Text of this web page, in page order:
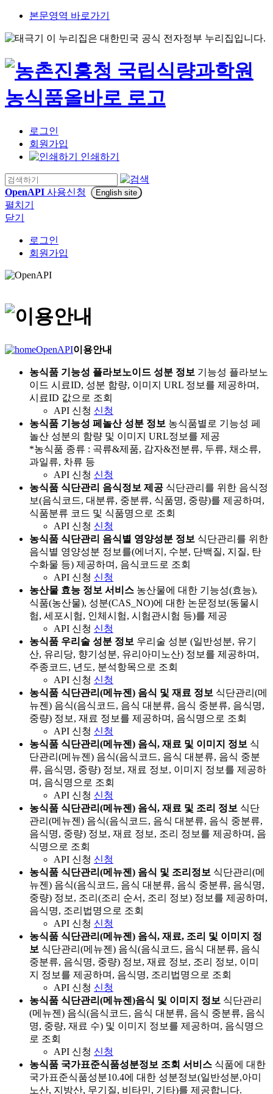
본문영역 바로가기
이 누리집은 대한민국 공식 전자정부 누리집입니다.
로그인
회원가입
인쇄하기
OpenAPI 사용신청 English site
펼치기
닫기
로그인
회원가입
OpenAPI이용안내
농식품 기능성 플라보노이드 성분 정보 기능성 플라보노
이드 시료ID, 성분 함량, 이미지 URL 정보를 제공하며,
시료ID 값으로 조회
API 신청 신청
농식품 기능성 페놀산 성분 정보 농식품별로 기능성 페
놀산 성분의 함량 및 이미지 URL정보를 제공
*농식품 종류 : 곡류&제품, 감자&전분류, 두류, 채소류,
과일류, 차류 등
API 신청 신청
농식품 식단관리 음식정보 제공 식단관리를 위한 음식정
보(음식코드, 대분류, 중분류, 식품명, 중량)를 제공하며,
식품분류 코드 및 식품명으로 조회
API 신청 신청
농식품 식단관리 음식별 영양성분 정보 식단관리를 위한
음식별 영양성분 정보를(에너지, 수분, 단백질, 지질, 탄
수화물 등) 제공하며, 음식코드로 조회
API 신청 신청
농산물 효능 정보 서비스 농산물에 대한 기능성(효능),
식품(농산물), 성분(CAS_NO)에 대한 논문정보(동물시
험, 세포시험, 인체시험, 시험관시험 등)를 제공
API 신청 신청
농식품 우리술 성분 정보 우리술 성분 (일반성분, 유기
산, 유리당, 향기성분, 유리아미노산) 정보를 제공하며,
주종코드, 년도, 분석항목으로 조회
API 신청 신청
농식품 식단관리(메뉴젠) 음식 및 재료 정보 식단관리(메
뉴젠) 음식(음식코드, 음식 대분류, 음식 중분류, 음식명,
중량) 정보, 재료 정보를 제공하며, 음식명으로 조회
API 신청 신청
농식품 식단관리(메뉴젠) 음식, 재료 및 이미지 정보 식
단관리(메뉴젠) 음식(음식코드, 음식 대분류, 음식 중분
류, 음식명, 중량) 정보, 재료 정보, 이미지 정보를 제공하
며, 음식명으로 조회
API 신청 신청
농식품 식단관리(메뉴젠) 음식, 재료 및 조리 정보 식단
관리(메뉴젠) 음식(음식코드, 음식 대분류, 음식 중분류,
음식명, 중량) 정보, 재료 정보, 조리 정보를 제공하며, 음
식명으로 조회
API 신청 신청
농식품 식단관리(메뉴젠) 음식 및 조리정보 식단관리(메
뉴젠) 음식(음식코드, 음식 대분류, 음식 중분류, 음식명,
중량) 정보, 조리(조리 순서, 조리 정보) 정보를 제공하며,
음식명, 조리법명으로 조회
API 신청 신청
농식품 식단관리(메뉴젠) 음식, 재료, 조리 및 이미지 정
보 식단관리(메뉴젠) 음식(음식코드, 음식 대분류, 음식
중분류, 음식명, 중량) 정보, 재료 정보, 조리 정보, 이미
지 정보를 제공하며, 음식명, 조리법명으로 조회
API 신청 신청
농식품 식단관리(메뉴젠)음식 및 이미지 정보 식단관리
(메뉴젠) 음식(음식코드, 음식 대분류, 음식 중분류, 음식
명, 중량, 재료 수) 및 이미지 정보를 제공하며, 음식명으
로 조회
API 신청 신청
농식품 국가표준식품성분정보 조회 서비스 식품에 대한
국가표준식품성분10.4에 대한 성분정보(일반성분,아미
노산, 지방산, 무기질, 비타민, 기타)를 제공합니다.